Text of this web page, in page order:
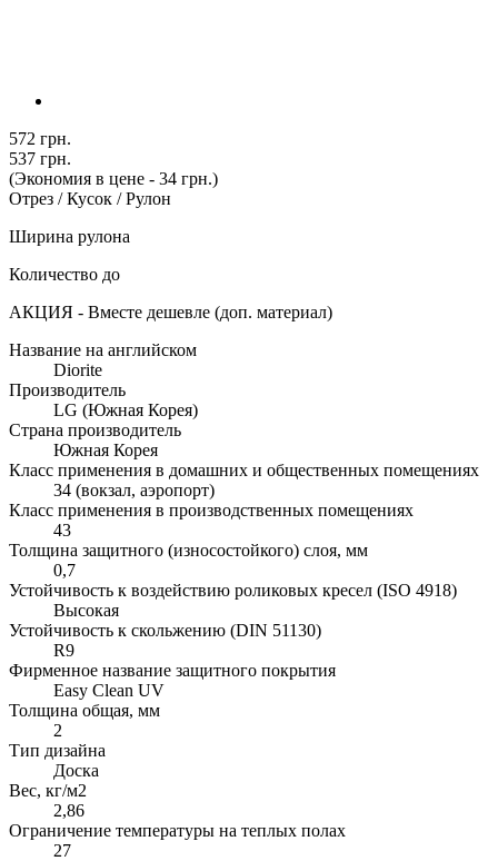
572 грн.
537 грн.
(Экономия в цене - 34 грн.)
Отрез / Кусок / Рулон
Ширина рулона
Количество до
АКЦИЯ - Вместе дешевле (доп. материал)
Название на английском
Diorite
Производитель
LG (Южная Корея)
Страна производитель
Южная Корея
Класс применения в домашних и общественных помещениях
34 (вокзал, аэропорт)
Класс применения в производственных помещениях
43
Толщина защитного (износостойкого) слоя, мм
0,7
Устойчивость к воздействию роликовых кресел (ISO 4918)
Высокая
Устойчивость к скольжению (DIN 51130)
R9
Фирменное название защитного покрытия
Easy Clean UV
Толщина общая, мм
2
Тип дизайна
Доска
Вес, кг/м2
2,86
Ограничение температуры на теплых полах
27